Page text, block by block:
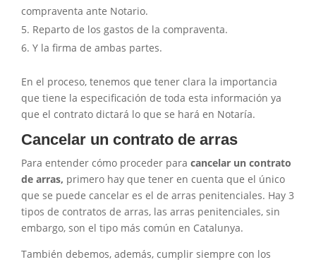
compraventa ante Notario.
Reparto de los gastos de la compraventa.
Y la firma de ambas partes.
En el proceso, tenemos que tener clara la importancia
que tiene la especificación de toda esta información ya
que el contrato dictará lo que se hará en Notaría.
Cancelar un contrato de arras
Para entender cómo proceder para cancelar un contrato
de arras, primero hay que tener en cuenta que el único
que se puede cancelar es el de arras penitenciales. Hay 3
tipos de contratos de arras, las arras penitenciales, sin
embargo, son el tipo más común en Catalunya.
También debemos, además, cumplir siempre con los